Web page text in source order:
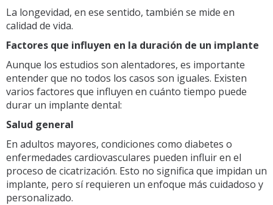
La longevidad, en ese sentido, también se mide en
calidad de vida.
Factores que influyen en la duración de un implante
Aunque los estudios son alentadores, es importante
entender que no todos los casos son iguales. Existen
varios factores que influyen en cuánto tiempo puede
durar un implante dental:
Salud general
En adultos mayores, condiciones como diabetes o
enfermedades cardiovasculares pueden influir en el
proceso de cicatrización. Esto no significa que impidan un
implante, pero sí requieren un enfoque más cuidadoso y
personalizado.